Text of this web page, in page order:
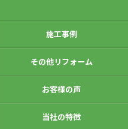
施工事例
その他リフォーム
お客様の声
当社の特徴